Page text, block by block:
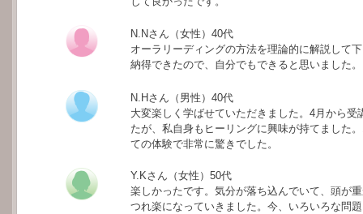
N.Nさん（女性）40代
オーラリーディングの方法を理論的に解説して
納得できたので、自分でもできると思いました。
N.Hさん（男性）40代
大変楽しく学ばせていただきました。4月から
たが、私自身もヒーリングに興味が持てました
ての体験で非常に驚きでした。
Y.Kさん（女性）50代
楽しかったです。気分が落ち込んでいて、頭が
つれ楽になっていきました。今、いろいろな問